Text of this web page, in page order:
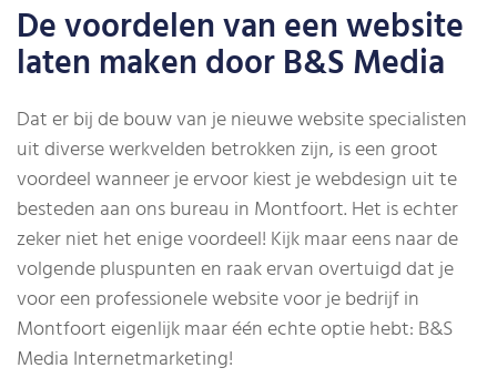
De voordelen van een website
laten maken door B&S Media
Dat er bij de bouw van je nieuwe website specialisten
uit diverse werkvelden betrokken zijn, is een groot
voordeel wanneer je ervoor kiest je webdesign uit te
besteden aan ons bureau in Montfoort. Het is echter
zeker niet het enige voordeel! Kijk maar eens naar de
volgende pluspunten en raak ervan overtuigd dat je
voor een professionele website voor je bedrijf in
Montfoort eigenlijk maar één echte optie hebt: B&S
Media Internetmarketing!